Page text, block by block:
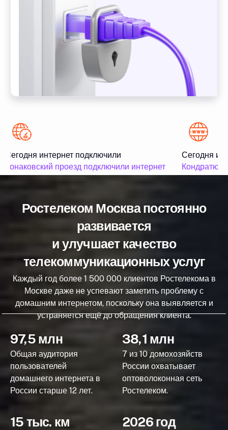
Сегодня интернет подключили
Конаковский проезд подключили интернет
Сегодня
Ростелеком Москва постоянно
развивается
и улучшает качество
телекоммуникационных услуг
Каждый год более 1 500 000 клиентов Ростелекома в
Москве даже не успевают заметить проблему с
домашним интернетом, поскольку она выявляется и
устраняется ещё до обращения клиента.
97,5 млн
Общая аудитория
пользователей
домашнего интернета в
России старше 12 лет.
38,1 млн
7 из 10 домохозяйств
России охватывает
оптоволоконная сеть
Ростелеком.
15 тыс. км 2026 год